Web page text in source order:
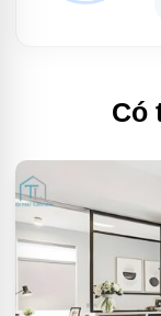
Có